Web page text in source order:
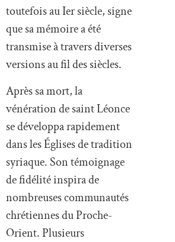
toutefois au Ier siècle, signe
que sa mémoire a été
transmise à travers diverses
versions au fil des siècles.
Après sa mort, la
vénération de saint Léonce
se développa rapidement
dans les Églises de tradition
syriaque. Son témoignage
de fidélité inspira de
nombreuses communautés
chrétiennes du Proche-
Orient. Plusieurs